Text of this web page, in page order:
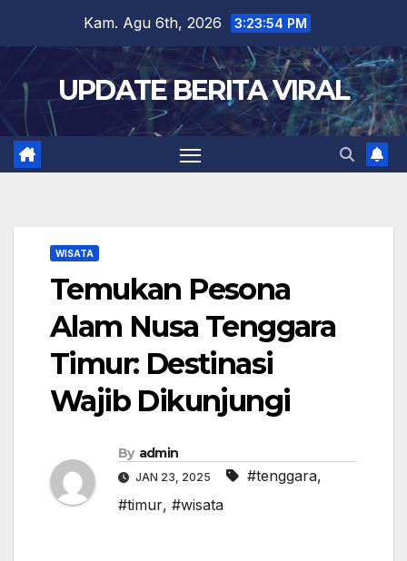
content
Kam. Agu 6th, 2026 3:23:56 PM
UPDATE BERITA VIRAL
WISATA
Temukan Pesona
Alam Nusa Tenggara
Timur: Destinasi
Wajib Dikunjungi
By admin
JAN 23, 2025 #tenggara,
#timur, #wisata